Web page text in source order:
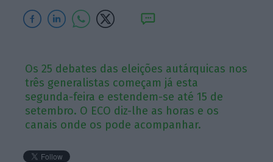
Os 25 debates das eleições autárquicas nos
três generalistas começam já esta
segunda-feira e estendem-se até 15 de
setembro. O ECO diz-lhe as horas e os
canais onde os pode acompanhar.